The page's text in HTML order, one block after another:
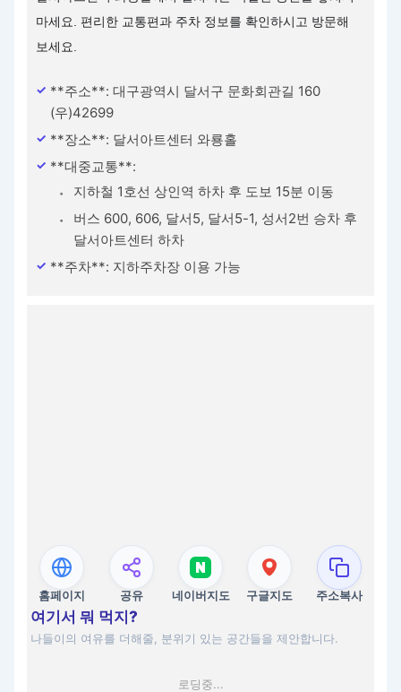
마세요. 편리한 교통편과 주차 정보를 확인하시고 방문해
보세요.
**주소**: 대구광역시 달서구 문화회관길 160
(우)42699
**장소**: 달서아트센터 와룡홀
**대중교통**:
지하철 1호선 상인역 하차 후 도보 15분 이동
버스 600, 606, 달서5, 달서5-1, 성서2번 승차 후
달서아트센터 하차
**주차**: 지하주차장 이용 가능
홈페이지 공유 네이버지도 구글지도 주소복사
여기서 뭐 먹지?
나들이의 여유를 더해줄, 분위기 있는 공간들을 제안합니다.
로딩중...